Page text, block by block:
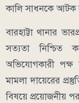
কালি সাধনকে আটক
বারহাট্টা থানার
সত্যতা নিশ্চিত
অভিযোগকারী পক্ষ
মামলা দায়েরের
বিষয়ে প্রয়োজনীয়